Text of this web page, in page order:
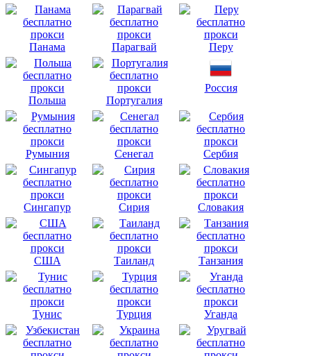
Панама Парагвай Перу
Польша Португалия
Россия
Румыния Сенегал Сербия
Сингапур Сирия Словакия
США Таиланд Танзания
Тунис Турция Уганда